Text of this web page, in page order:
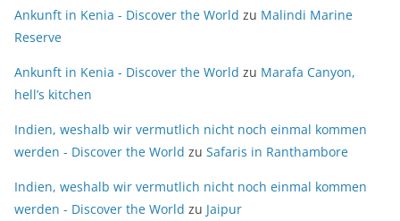
Ankunft in Kenia - Discover the World zu Malindi Marine
Reserve
Ankunft in Kenia - Discover the World zu Marafa Canyon,
hell’s kitchen
Indien, weshalb wir vermutlich nicht noch einmal kommen
werden - Discover the World zu Safaris in Ranthambore
Indien, weshalb wir vermutlich nicht noch einmal kommen
werden - Discover the World zu Jaipur